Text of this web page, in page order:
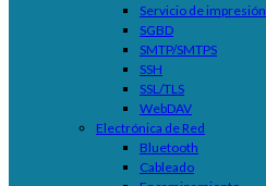
Servicio de impresión
SGBD
SMTP/SMTPS
SSH
SSL/TLS
WebDAV
Electrónica de Red
Bluetooth
Cableado